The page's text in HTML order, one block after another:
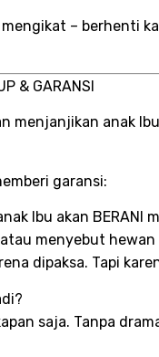
– berhenti
& GARANSI
menjanjikan anak
garansi:
Ibu akan BERANI
menyebut hewan
dipaksa. Tapi
saja. Tanpa